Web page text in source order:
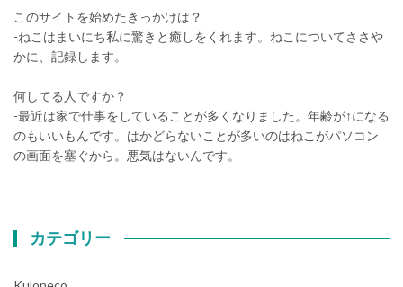
このサイトを始めたきっかけは？
-ねこはまいにち私に驚きと癒しをくれます。ねこについてささや
かに、記録します。
何してる人ですか？
-最近は家で仕事をしていることが多くなりました。年齢が↑になる
のもいいもんです。はかどらないことが多いのはねこがパソコン
の画面を塞ぐから。悪気はないんです。
カテゴリー